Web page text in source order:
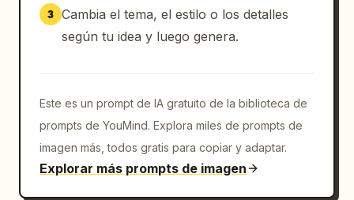
esperanzador, que combina la literatura con
la exploración espacial.
3 Cambia el tema, el estilo o los detalles
según tu idea y luego genera.
Este es un prompt de IA gratuito de la biblioteca de
prompts de YouMind. Explora miles de prompts de
imagen más, todos gratis para copiar y adaptar.
Explorar más prompts de imagen